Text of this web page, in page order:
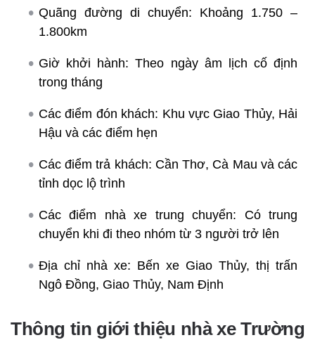
Quãng đường di chuyển: Khoảng 1.750 –
1.800km
Giờ khởi hành: Theo ngày âm lịch cố định
trong tháng
Các điểm đón khách: Khu vực Giao Thủy, Hải
Hậu và các điểm hẹn
Các điểm trả khách: Cần Thơ, Cà Mau và các
tỉnh dọc lộ trình
Các điểm nhà xe trung chuyển: Có trung
chuyển khi đi theo nhóm từ 3 người trở lên
Địa chỉ nhà xe: Bến xe Giao Thủy, thị trấn
Ngô Đồng, Giao Thủy, Nam Định
Thông tin giới thiệu nhà xe Trường